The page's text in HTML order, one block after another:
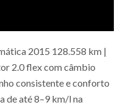
2015 128.558 km |
2.0 flex com câmbio
consistente e conforto
de até 8–9 km/l na